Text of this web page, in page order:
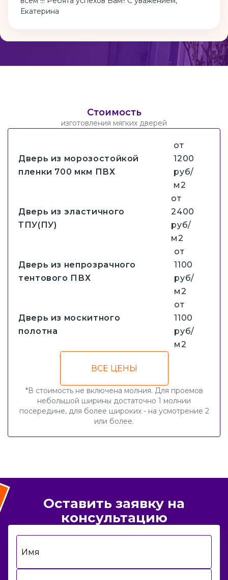
Екатерина
Стоимость
изготовления мягких дверей
Дверь из морозостойкой
пленки 700 мкм ПВХ
от
1200
руб/
м2
Дверь из эластичного
ТПУ(ПУ)
от
2400
руб/
м2
Дверь из непрозрачного
тентового ПВХ
от
1100
руб/
м2
Дверь из москитного
полотна
от
1100
руб/
м2
ВСЕ ЦЕНЫ
*В стоимость не включена молния. Для проемов
небольшой ширины достаточно 1 молнии
посередине, для более широких - на усмотрение 2
или более.
Оставить заявку на
консультацию
Имя